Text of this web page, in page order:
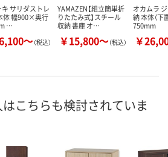
キ サリダストレ
体 幅900×奥行
…
～（税込）
YAMAZEN【組立簡単折
りたたみ式】スチール
収納 書庫 オ…
￥15,800～（税込）
オカムラ
納 本体（下
750mm
￥
こちらも検討されていま